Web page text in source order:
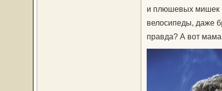
и плюшевых мишек
велосипеды, даже
правда? А вот мама